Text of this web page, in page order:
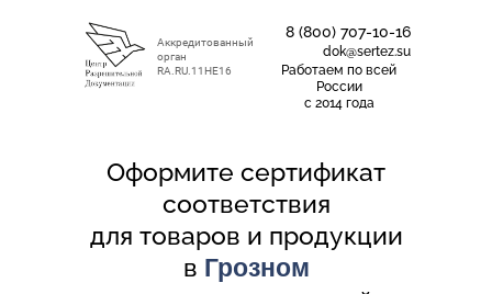
Аккредитованный
орган
RA.RU.11НЕ16
8 (800) 707-10-16
dok@sertez.su
Работаем по всей
Роcсии
с 2014 года
Оформите сертификат
соответствия
для товаров и продукции
в Грозном